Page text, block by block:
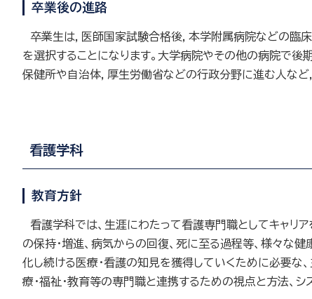
卒業後の進路
卒業生は，医師国家試験合格後，本学附属病院などの臨
を選択することになります。大学病院やその他の病院で
保健所や自治体，厚生労働省などの行政分野に進む人など
看護学科
教育方針
看護学科では、生涯にわたって看護専門職としてキャリ
の保持・増進、病気からの回復、死に至る過程等、様々な
化し続ける医療・看護の知見を獲得していくために必要な、
療・福祉・教育等の専門職と連携するための視点と方法、